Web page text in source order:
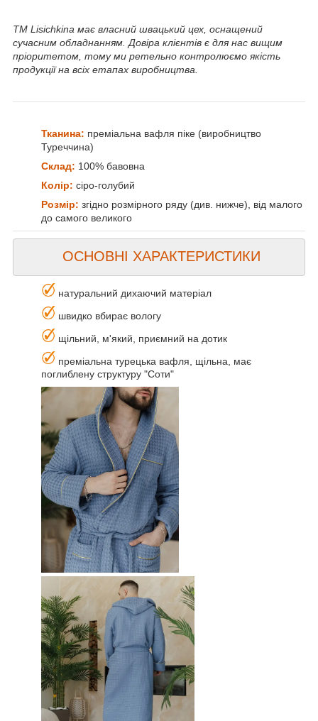
ТМ Lisichkina має власний швацький цех, оснащений
сучасним обладнанням. Довіра клієнтів є для нас вищим
пріоритетом, тому ми ретельно контролюємо якість
продукції на всіх етапах виробництва.
Тканина: преміальна вафля піке (виробництво
Туреччина)
Склад: 100% бавовна
Колір: сіро-голубий
Розмір: згідно розмірного ряду (див. нижче), від малого
до самого великого
ОСНОВНІ ХАРАКТЕРИСТИКИ
натуральний дихаючий матеріал
швидко вбирає вологу
щільний, м'який, приємний на дотик
преміальна турецька вафля, щільна, має
поглиблену структуру "Соти"